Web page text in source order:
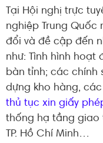
Tại Hội nghị trực
nghiệp Trung
đổi và đề cập đến
như: Tình hình hoạt
bàn tỉnh; các chính
dựng kho hàng,
thủ tục xin giấy
thống hạ tầng giao
TP. Hồ Chí Minh…